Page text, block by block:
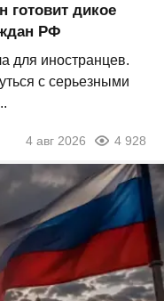
готовит дикое
РФ
для иностранцев.
с серьезными
4 авг 2026 4 928